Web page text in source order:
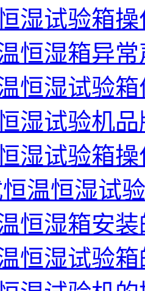
湿试验箱
恒湿箱异
恒湿试验
湿试验机
湿试验箱
温恒湿试
恒湿箱安
恒湿试验